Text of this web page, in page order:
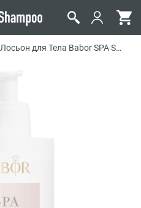
Лосьон для Тела Babor SPA Shaping Body Lotion